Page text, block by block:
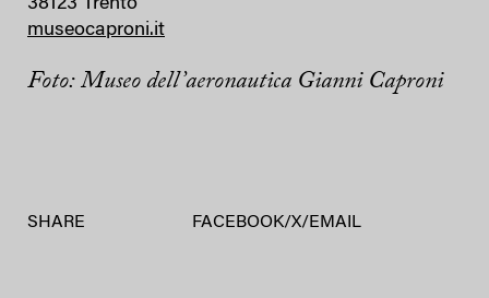
38123 Trento
museocaproni.it
Foto: Museo dell’aeronautica Gianni Caproni
SHARE FACEBOOK/X/ EMAIL